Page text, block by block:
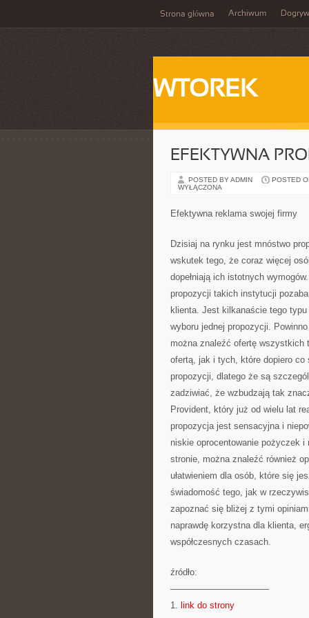
Strona główna Archiwum
WTOREK
EFEKTYWNA
POSTED BY ADMIN
POSTED
WYŁĄCZONA
Efektywna reklama swojej firmy
Dzisiaj na rynku jest mnóstwo
wskutek tego, że coraz więcej
dopełniają ich istotnych
propozycji takich instytucji
klienta. Jest kilkanaście tego
wyboru jednej propozycji.
można znaleźć ofertę wszystkich
ofertą, jak i tych, które dopiero co
propozycji, dlatego że są
zadziwiać, że wzbudzają tak
Provident, który już od wielu lat
propozycja jest sensacyjna i
niskie oprocentowanie pożyczek
stronie, można znaleźć również
ułatwieniem dla osób, które się
świadomość tego, jak w
zapoznać się bliżej z tymi
naprawdę korzystna dla klienta,
współczesnych czasach.
źródło:
———————————
1. link do strony